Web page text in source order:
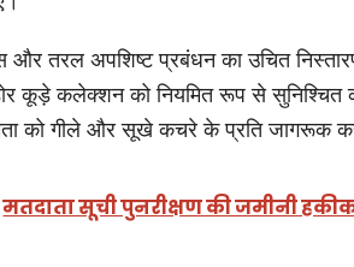
और तरल अपशिष्ट प्रबंधन का उचित
कूड़े कलेक्शन को नियमित रूप से
को गीले और सूखे कचरे के प्रति जागरूक
मतदाता सूची पुनरीक्षण की जमीनी